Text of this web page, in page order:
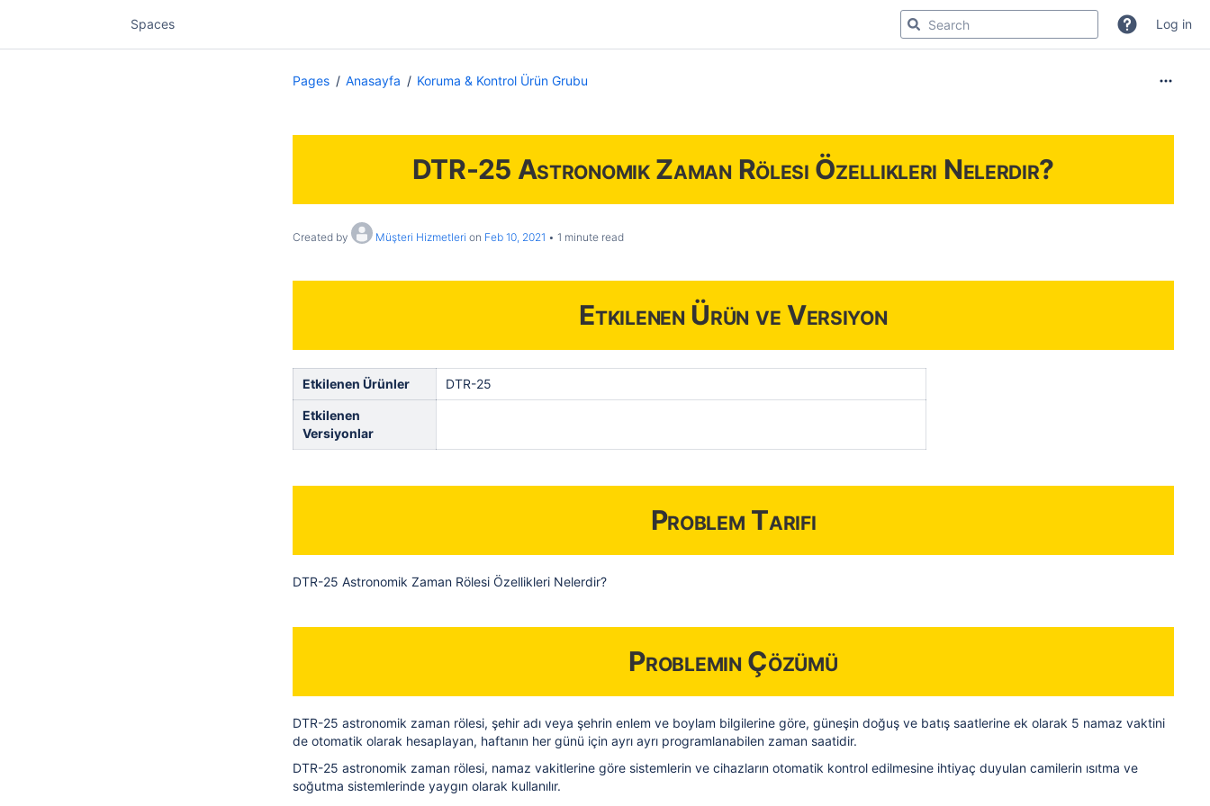
Spaces Log in
Pages Anasayfa Koruma & Kontrol Ürün Grubu
DTR-25 Astronomik Zaman Rölesi Özellikleri Nelerdir?
Created by Müşteri Hizmetleri on Feb 10, 2021 1 minute read
Etkilenen Ürün ve Versiyon
Etkilenen Ürünler DTR-25
Etkilenen
Versiyonlar
Problem Tarifi
DTR-25 Astronomik Zaman Rölesi Özellikleri Nelerdir?
Problemin Çözümü
DTR-25 astronomik zaman rölesi, şehir adı veya şehrin enlem ve boylam bilgilerine göre, güneşin doğuş ve batış saatlerine ek olarak 5 namaz vaktini
de otomatik olarak hesaplayan, haftanın her günü için ayrı ayrı programlanabilen zaman saatidir.
DTR-25 astronomik zaman rölesi, namaz vakitlerine göre sistemlerin ve cihazların otomatik kontrol edilmesine ihtiyaç duyulan camilerin ısıtma ve
soğutma sistemlerinde yaygın olarak kullanılır.